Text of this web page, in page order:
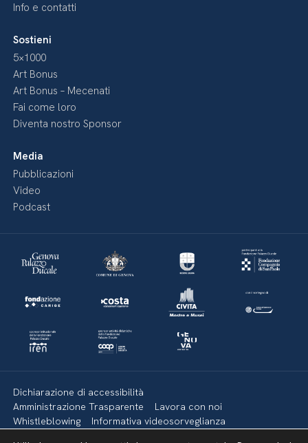
Info e contatti
Sostieni
5×1000
Art Bonus
Art Bonus – Mecenati
Fai come loro
Diventa nostro Sponsor
Media
Pubblicazioni
Video
Podcast
Dichiarazione di accessibilità
Amministrazione Trasparente
Lavora con noi
Whistleblowing
Informativa videosorveglianza